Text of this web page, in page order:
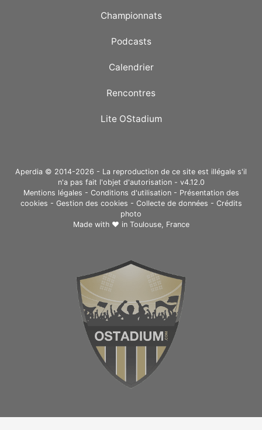
Championnats
Podcasts
Calendrier
Rencontres
Lite OStadium
Aperdia © 2014-2026 - La reproduction de ce site est illégale s'il
n'a pas fait l'objet d'autorisation - v4.12.0
Mentions légales - Conditions d'utilisation- Présentation des
cookies - Gestion des cookies - Collecte de données - Crédits
photo
Made with ❤ in Toulouse, France